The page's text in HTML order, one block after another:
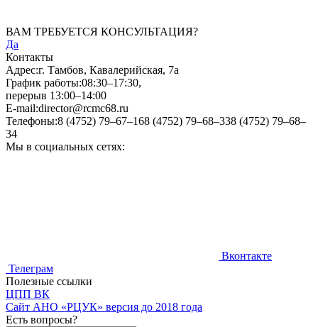
ВАМ ТРЕБУЕТСЯ КОНСУЛЬТАЦИЯ?
Да
Контакты
Адрес:г. Тамбов, Кавалерийская, 7а
График работы:08:30–17:30,
перерыв 13:00–14:00
E-mail:director@rcmc68.ru
Телефоны:8 (4752) 79–67–168 (4752) 79–68–338 (4752) 79–68–
34
Мы в социальных сетях:
Вконтакте
Телеграм
Полезные ссылки
ЦПП ВК
Cайт АНО «РЦУК» версия до 2018 года
Есть вопросы?